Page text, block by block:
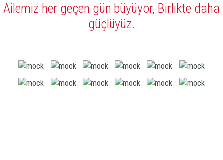
Ailemiz her geçen gün büyüyor, Birlikte daha
güçlüyüz.